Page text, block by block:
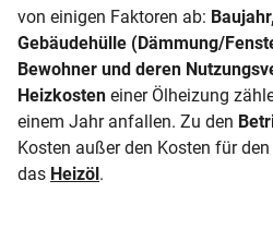
von einigen Faktoren ab:
Gebäudehülle (Dämmung/
Bewohner und deren
Heizkosten einer Ölheizung
einem Jahr anfallen. Zu den
Kosten außer den Kosten für
das Heizöl .